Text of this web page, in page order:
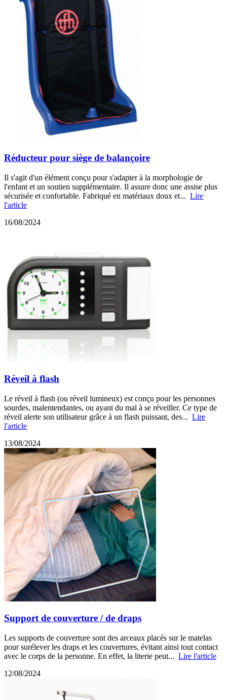
Réducteur pour siège de balançoire
Il s'agit d'un élément conçu pour s'adapter à la morphologie de
l'enfant et un soutien supplémentaire. Il assure donc une assise plus
sécurisée et confortable. Fabriqué en matériaux doux et... Lire
l'article
16/08/2024
Réveil à flash
Le réveil à flash (ou réveil lumineux) est conçu pour les personnes
sourdes, malentendantes, ou ayant du mal à se réveiller. Ce type de
réveil alerte son utilisateur grâce à un flash puissant, des... Lire
l'article
13/08/2024
Support de couverture / de draps
Les supports de couverture sont des arceaux placés sur le matelas
pour surélever les draps et les couvertures, évitant ainsi tout contact
avec le corps de la personne. En effet, la literie peut... Lire l'article
12/08/2024